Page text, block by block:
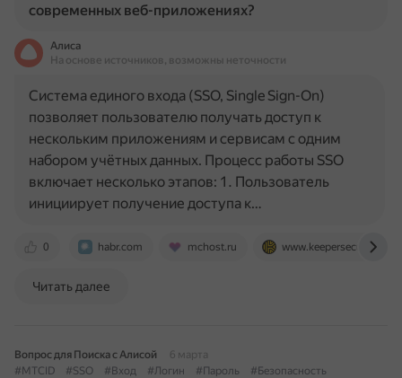
современных веб-приложениях?
Алиса
На основе источников, возможны неточности
0 habr.com mchost.ru www.keepersecurity.com
Система единого входа (SSO, Single Sign-On)
позволяет пользователю получать доступ к
нескольким приложениям и сервисам с одним
набором учётных данных. Процесс работы SSO
включает несколько этапов: 1. Пользователь
инициирует получение доступа к…
Читать далее
Вопрос для Поиска с Алисой
6 марта
#МТСID
#SSO #Вход #Логин #Пароль #Безопасность